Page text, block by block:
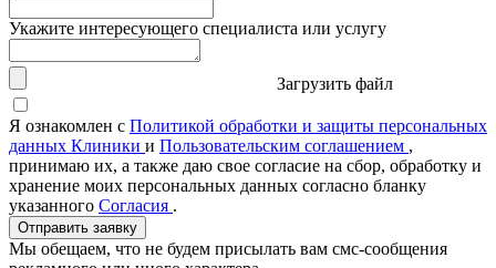
Укажите интересующего специалиста или услугу
Загрузить файл
Я ознакомлен с Политикой обработки и защиты персональных
данных Клиники и Пользовательским соглашением ,
принимаю их, а также даю свое согласие на сбор, обработку и
хранение моих персональных данных согласно бланку
указанного Согласия .
Отправить заявку
Мы обещаем, что не будем присылать вам смс-сообщения